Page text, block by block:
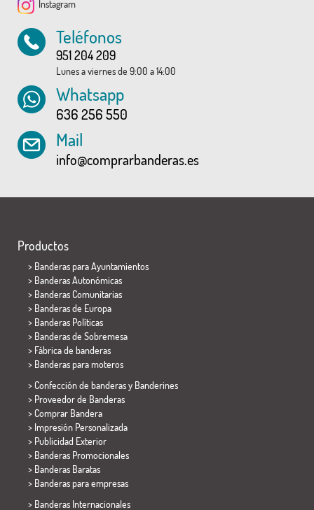
Instagram
Teléfonos
951 204 209
Lunes a viernes de 9:00 a 14:00
Whatsapp
636 256 550
Mail
info@comprarbanderas.es
Productos
> Banderas para Ayuntamientos
> Banderas Autonómicas
> Banderas Comunitarias
> Banderas de Europa
> Banderas Políticas
> Banderas de Sobremesa
> Fábrica de banderas
> Banderas para moteros
> Confección de banderas y Banderines
> Proveedor de Banderas
> Comprar Bandera
> Impresión Personalizada
> Publicidad Exterior
> Banderas Promocionales
> Banderas Baratas
> Banderas para empresas
> Banderas Internacionales